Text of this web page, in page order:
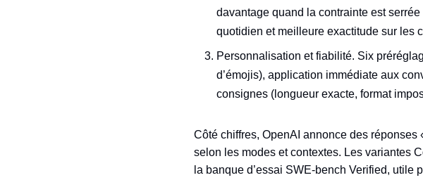
davantage quand la contrainte est
quotidien et meilleure exactitude sur les
Personnalisation et fiabilité. Six
d’émojis), application immédiate aux
consignes (longueur exacte, format
Côté chiffres, OpenAI annonce des
selon les modes et contextes. Les variantes
la banque d’essai SWE‑bench Verified,